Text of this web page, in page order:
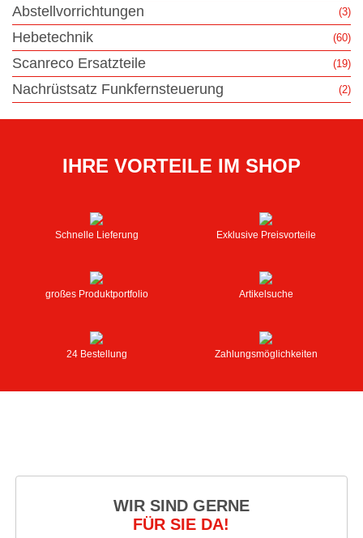
Abstellvorrichtungen (3)
Hebetechnik (60)
Scanreco Ersatzteile (19)
Nachrüstsatz Funkfernsteuerung (2)
IHRE VORTEILE IM SHOP
Schnelle Lieferung Exklusive Preisvorteile
großes Produktportfolio Artikelsuche
24 Bestellung Zahlungsmöglichkeiten
WIR SIND GERNE
FÜR SIE DA!